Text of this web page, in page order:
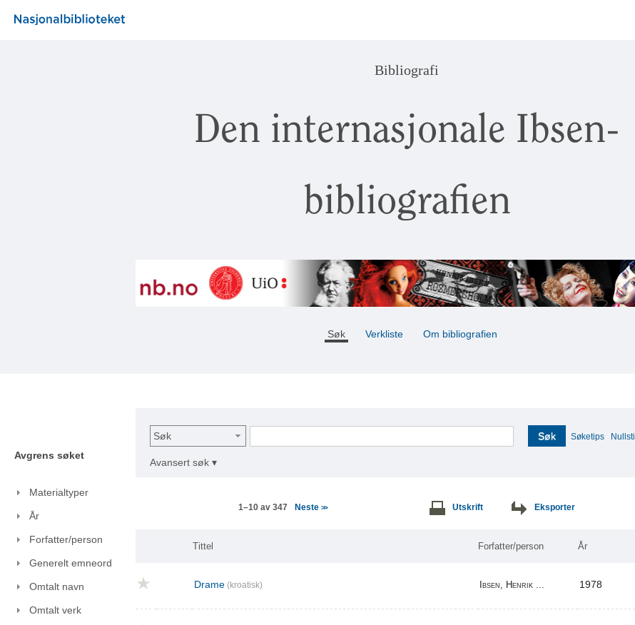
Bibliografi
Den internasjonale Ibsen-
bibliografien
Søk Verkliste Om bibliografien
Avgrens søket
Materialtyper
År
Forfatter/person
Generelt emneord
Omtalt navn
Omtalt verk
Søk Søk Søketips Nullstill
Avansert søk ▾
1–10 av 347 Neste >> Utskrift Eksporter
Tittel Forfatter/person År
Drame (kroatisk) Ibsen, Henrik ... 1978